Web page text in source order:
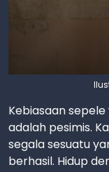
Kebiasaan
adalah pesimis.
segala sesuatu
berhasil. Hidup